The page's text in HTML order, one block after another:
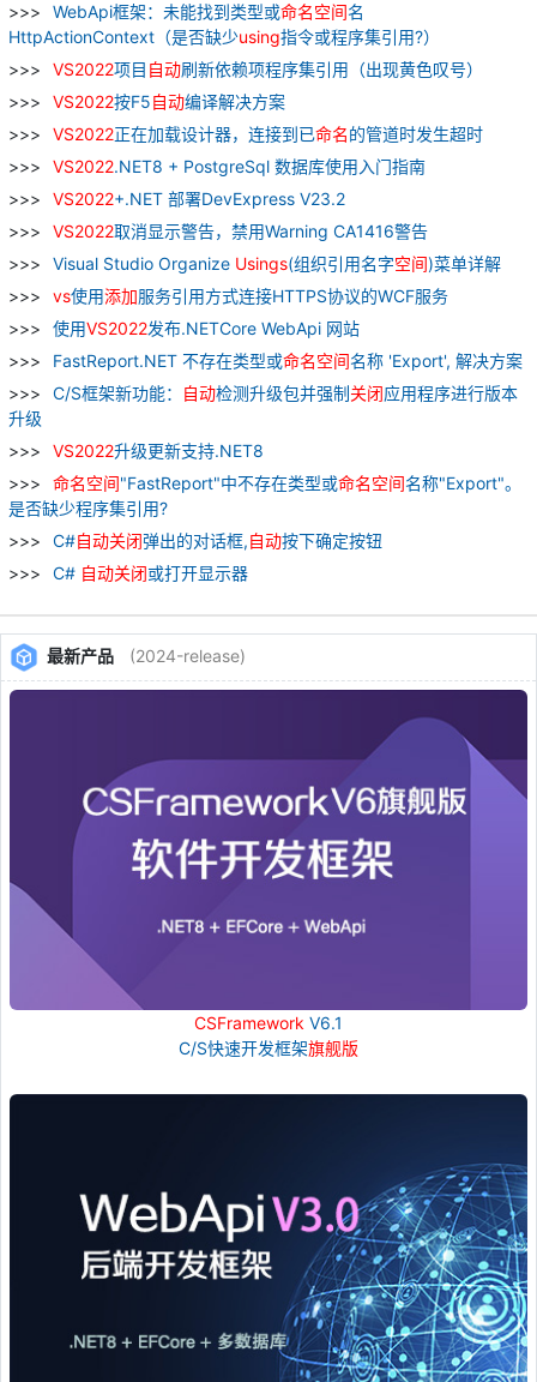
WebApi框架：未能找到类型或命名空间名
HttpActionContext（是否缺少using指令或程序集引用?）
VS2022项目 自动刷新依赖项程序集引用（出现黄色叹号）
VS2022按F5自动编译解决方案
VS2022正在加载设计器，连接到已命名的管道时发生超时
VS2022.NET8 + PostgreSql 数据库使用入门指南
VS2022+.NET 部署DevExpress V23.2
VS2022取消显示警告，禁用Warning CA1416警告
Visual Studio Organize Usings(组织引用名字空间)菜单详解
vs使用添加服务引用方式连接HTTPS协议的WCF服务
使用VS2022发布.NETCore WebApi 网站
FastReport.NET 不存在类型或命名空间名称 'Export', 解决方案
C/S框架新功能：
自动检测升级包并强制关闭应用程序进行版本
升级
VS2022升级更新支持.NET8
命名空间"FastReport"中不存在类型或命名空间名称"Export"。
是否缺少程序集引用?
C#自动关闭弹出的对话框,自动按下确定按钮
C# 自动关闭或打开显示器
最新产品 (2024-release)
CSFramework V6.1
C/S快速开发框架旗舰版